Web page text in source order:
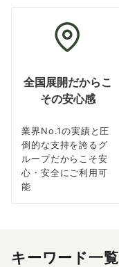
全国展開だからこ
その安心感
業界No.1の実績と圧
倒的な支持を誇るグ
ループだからこそ安
心・安全にご利用可
能
キーワード一覧